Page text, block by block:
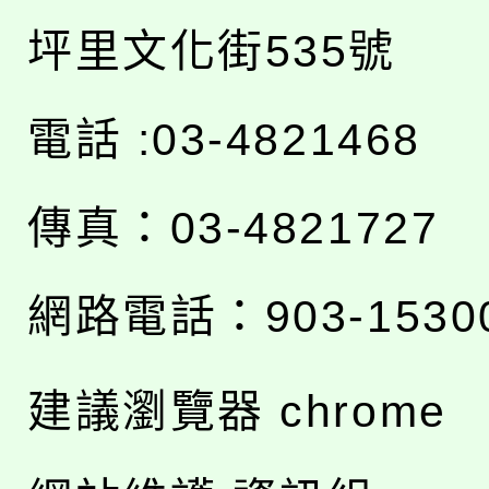
坪里文化街535號
電話 :03-4821468
傳真：03-4821727
網路電話：903-
建議瀏覽器 chrome